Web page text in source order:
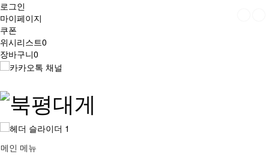
로그인
마이페이지
쿠폰
위시리스트0
장바구니0
메인 메뉴